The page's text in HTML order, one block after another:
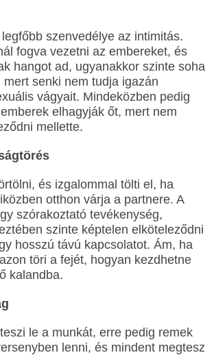
szenvedélye az intimitás.
fogva vezetni az embereket, és
hangot ad, ugyanakkor szinte soha
senki nem tudja igazán
vágyait. Mindeközben pedig
elhagyják őt, mert nem
mellette.
és izgalommal tölti el, ha
otthon várja a partnere. A
szórakoztató tevékenység,
szinte képtelen elköteleződni
hosszú távú kapcsolatot. Ám, ha
töri a fejét, hogyan kezdhetne
kalandba.
le a munkát, erre pedig remek
lenni, és mindent megtesz